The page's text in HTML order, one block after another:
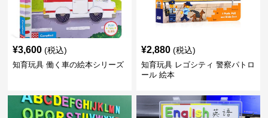
¥3,600 (税込)
知育玩具 働く車の絵本シリーズ
¥2,880 (税込)
知育玩具 レゴシティ 警察パトロ
ール 絵本